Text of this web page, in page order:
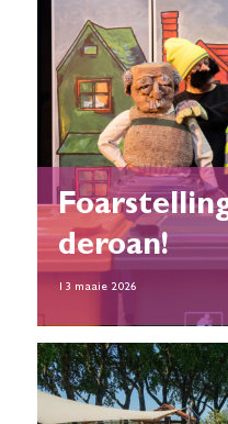
deroan!
13 maaie 2026